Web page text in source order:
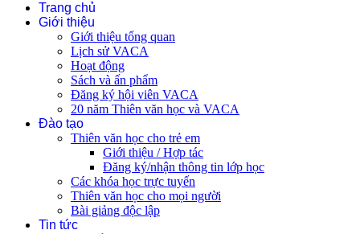
Trang chủ
Giới thiệu
Giới thiệu tổng quan
Lịch sử VACA
Hoạt động
Sách và ấn phẩm
Đăng ký hội viên VACA
20 năm Thiên văn học và VACA
Đào tạo
Thiên văn học cho trẻ em
Giới thiệu / Hợp tác
Đăng ký/nhận thông tin lớp học
Các khóa học trực tuyến
Thiên văn học cho mọi người
Bài giảng độc lập
Tin tức